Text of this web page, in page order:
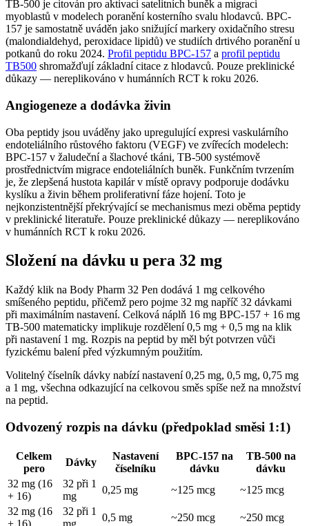
TB-500 je citován pro aktivaci satelitních buněk a migraci
myoblastů v modelech poranění kosterního svalu hlodavců. BPC-
157 je samostatně uváděn jako snižující markery oxidačního stresu
(malondialdehyd, peroxidace lipidů) ve studiích drtivého poranění u
potkanů do roku 2024. Profil peptidu BPC-157 a profil peptidu
TB500 shromažďují základní citace z hlodavců. Pouze preklinické
důkazy — nereplikováno v humánních RCT k roku 2026.
Angiogeneze a dodávka živin
Oba peptidy jsou uváděny jako upregulující expresi vaskulárního
endoteliálního růstového faktoru (VEGF) ve zvířecích modelech:
BPC-157 v žaludeční a šlachové tkáni, TB-500 systémově
prostřednictvím migrace endoteliálních buněk. Funkčním tvrzením
je, že zlepšená hustota kapilár v místě opravy podporuje dodávku
kyslíku a živin během proliferativní fáze hojení. Toto je
nejkonzistentnější překrývající se mechanismus mezi oběma peptidy
v preklinické literatuře. Pouze preklinické důkazy — nereplikováno
v humánních RCT k roku 2026.
Složení na dávku u pera 32 mg
Každý klik na Body Pharm 32 Pen dodává 1 mg celkového
smíšeného peptidu, přičemž pero pojme 32 mg napříč 32 dávkami
při maximálním nastavení. Celková náplň 16 mg BPC-157 + 16 mg
TB-500 matematicky implikuje rozdělení 0,5 mg + 0,5 mg na klik
při nastavení 1 mg. Rozpis na peptid by měl být potvrzen vůči
fyzickému balení před výzkumným použitím.
Volitelný číselník dávky nabízí nastavení 0,25 mg, 0,5 mg, 0,75 mg
a 1 mg, všechna odkazující na celkovou směs spíše než na množství
na peptid.
Odvozený rozpis na dávku (předpoklad směsi 1:1)
Celkem
pero
Dávky
Nastavení
číselníku
BPC-157 na
dávku
TB-500 na
dávku
32 mg (16
+ 16)
32 při 1
mg
0,25 mg ~125 mcg
~125 mcg
32 mg (16
+ 16)
32 při 1
mg
0,5 mg ~250 mcg ~250 mcg